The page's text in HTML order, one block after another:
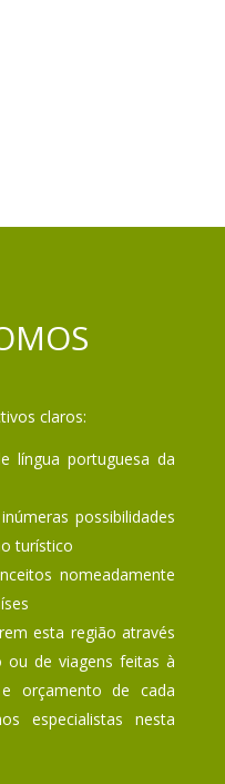
claros:
língua portuguesa da
possibilidades
turístico
nomeadamente
esta região através
de viagens feitas à
orçamento de cada
especialistas nesta